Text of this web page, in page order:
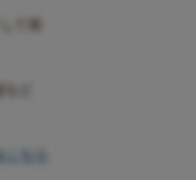
て発
ど
ちら